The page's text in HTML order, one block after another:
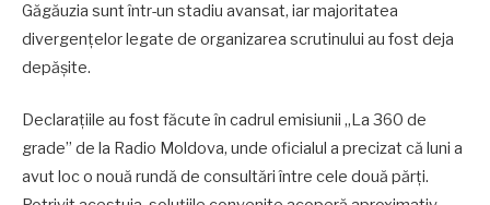
Găgăuzia sunt într-un stadiu avansat, iar majoritatea
divergențelor legate de organizarea scrutinului au fost deja
depășite.
Declarațiile au fost făcute în cadrul emisiunii „La 360 de
grade” de la Radio Moldova, unde oficialul a precizat că luni a
avut loc o nouă rundă de consultări între cele două părți.